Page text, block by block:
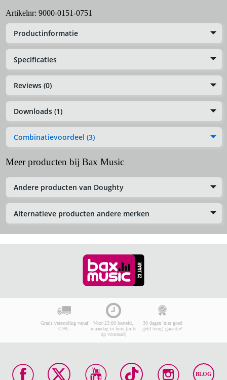
Artikelnr: 9000-0151-0751
Productinformatie
Specificaties
Reviews (0)
Downloads (1)
Combinatievoordeel (3)
Meer producten bij Bax Music
Andere producten van Doughty
Alternatieve producten andere merken
Gratis verzending vanaf
€ 99,-
Voor 23:00 besteld,
maandag in huis (mits
op voorraad)
30 dagen 'niet goed
geld terug' garantie!
BLOG